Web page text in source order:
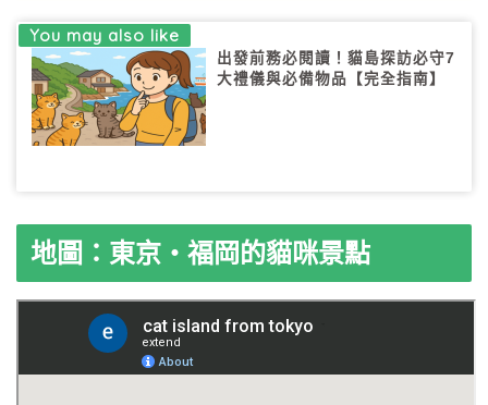
出發前務必閱讀！貓島探訪必守7
大禮儀與必備物品【完全指南】
地圖：東京・福岡的貓咪景點